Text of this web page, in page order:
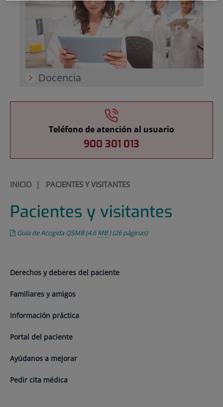
Docencia
Teléfono de atención al usuario
900 301 013
INICIO| PACIENTES Y VISITANTES
Pacientes y visitantes
Guía de Acogida QSMB(4.6MB )(26 páginas)
Derechos y deberes del paciente
Familiares y amigos
Información práctica
Portal del paciente
Ayúdanos a mejorar
Pedir cita médica